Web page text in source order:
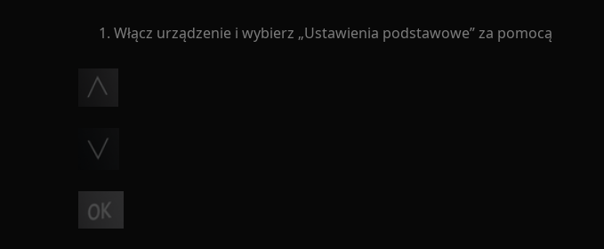
Włącz urządzenie i wybierz „Ustawienia podstawowe” za pomocą